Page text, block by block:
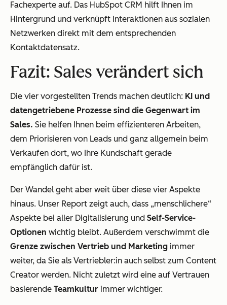
Fachexperte auf. Das HubSpot CRM hilft Ihnen im
Hintergrund und verknüpft Interaktionen aus sozialen
Netzwerken direkt mit dem entsprechenden
Kontaktdatensatz.
Fazit: Sales verändert sich
Die vier vorgestellten Trends machen deutlich: KI und
datengetriebene Prozesse sind die Gegenwart im
Sales. Sie helfen Ihnen beim effizienteren Arbeiten,
dem Priorisieren von Leads und ganz allgemein beim
Verkaufen dort, wo Ihre Kundschaft gerade
empfänglich dafür ist.
Der Wandel geht aber weit über diese vier Aspekte
hinaus. Unser Report zeigt auch, dass „menschlichere“
Aspekte bei aller Digitalisierung und Self-Service-
Optionen wichtig bleibt. Außerdem verschwimmt die
Grenze zwischen Vertrieb und Marketing immer
weiter, da Sie als Vertriebler:in auch selbst zum Content
Creator werden. Nicht zuletzt wird eine auf Vertrauen
basierende Teamkultur immer wichtiger.